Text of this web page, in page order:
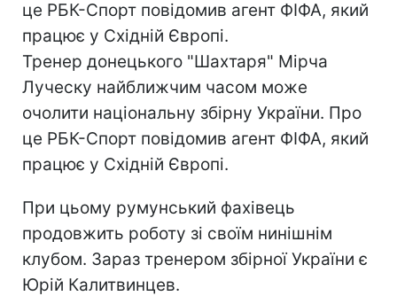
це РБК-Спорт повідомив агент ФІФА, який
працює у Східній Європі.
Тренер донецького "Шахтаря" Мірча
Луческу найближчим часом може
очолити національну збірну України. Про
це РБК-Спорт повідомив агент ФІФА, який
працює у Східній Європі.
При цьому румунський фахівець
продовжить роботу зі своїм нинішнім
клубом. Зараз тренером збірної України є
Юрій Калитвинцев.